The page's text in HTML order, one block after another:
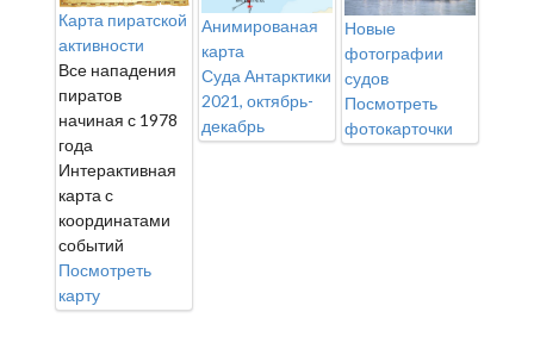
Карта пиратской
активности
Все нападения
пиратов
начиная с 1978
года
Интерактивная
карта с
координатами
событий
Посмотреть
карту
Анимированая
карта
Суда Антарктики
2021, октябрь-
декабрь
Новые
фотографии
судов
Посмотреть
фотокарточки